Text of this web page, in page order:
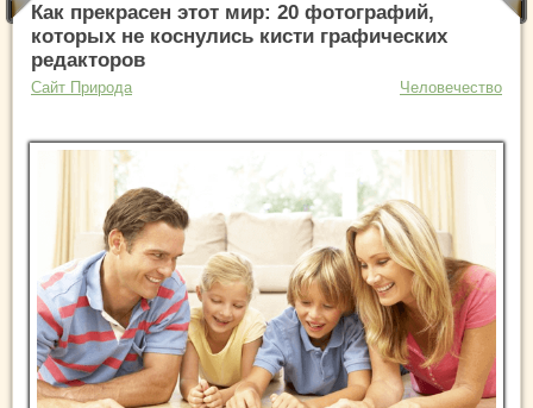
Как прекрасен этот мир: 20 фотографий,
которых не коснулись кисти графических
редакторов
Сайт Природа Человечество